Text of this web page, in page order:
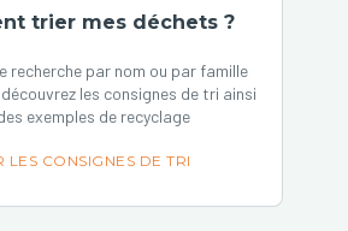
trier mes déchets ?
recherche par nom ou par famille
les consignes de tri ainsi
exemples de recyclage
LES CONSIGNES DE TRI